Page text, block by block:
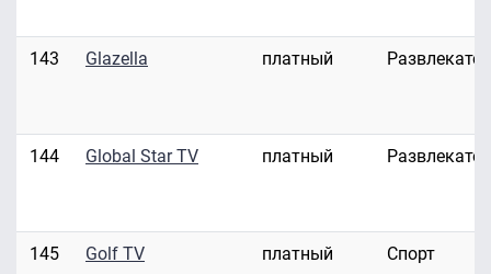
143 Glazella платный
144 Global Star TV платный
145 Golf TV платный Спорт